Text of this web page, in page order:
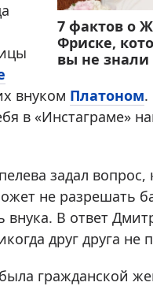
7 фактов о
Фриске,
вы не знали
внуком Платоном.
в «Инстаграме»
задал вопрос,
не разрешать
внука. В ответ
друг друга не
гражданской